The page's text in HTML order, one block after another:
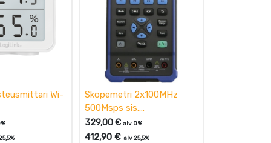
Wi-
Skopemetri 2x100MHz
500Msps sis.
Funktiogeneraattori OWON
329,00€ alv 0%
412,90€ alv 25,5%